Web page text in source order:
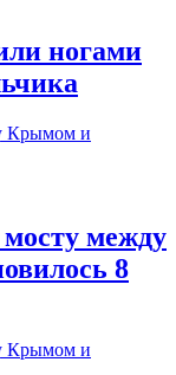
ногами
между
8